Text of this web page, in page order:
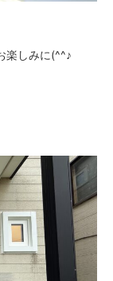
楽しみに(^^♪